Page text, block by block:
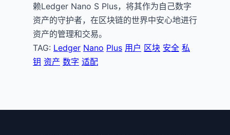
赖Ledger Nano S Plus，将其作为自己数字
资产的守护者，在区块链的世界中安心地进行
资产的管理和交易。
TAG: Ledger Nano Plus 用户 区块 安全 私
钥 资产 数字 适配